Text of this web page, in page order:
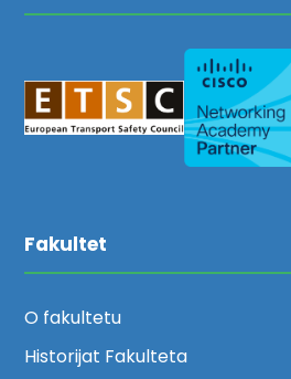
Fakultet
O fakultetu
Historijat Fakulteta